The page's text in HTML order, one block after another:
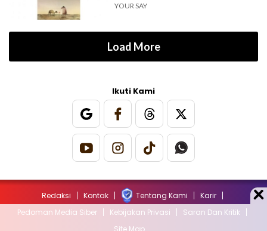
YOUR SAY
Load More
Ikuti Kami
Redaksi Kontak Tentang Kami
Karir
Pedoman Media Siber
Kebijakan Privasi
Saran Dan Kritik
Site Map